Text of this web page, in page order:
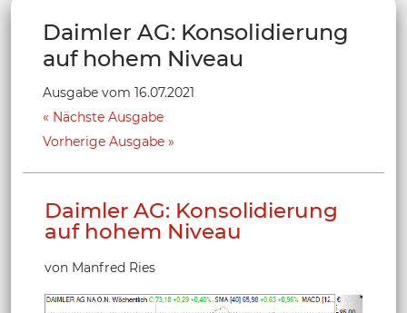
Daimler AG: Konsolidierung
auf hohem Niveau
Ausgabe vom 16.07.2021
Nächste Ausgabe
Vorherige Ausgabe
Daimler AG: Konsolidierung
auf hohem Niveau
von Manfred Ries